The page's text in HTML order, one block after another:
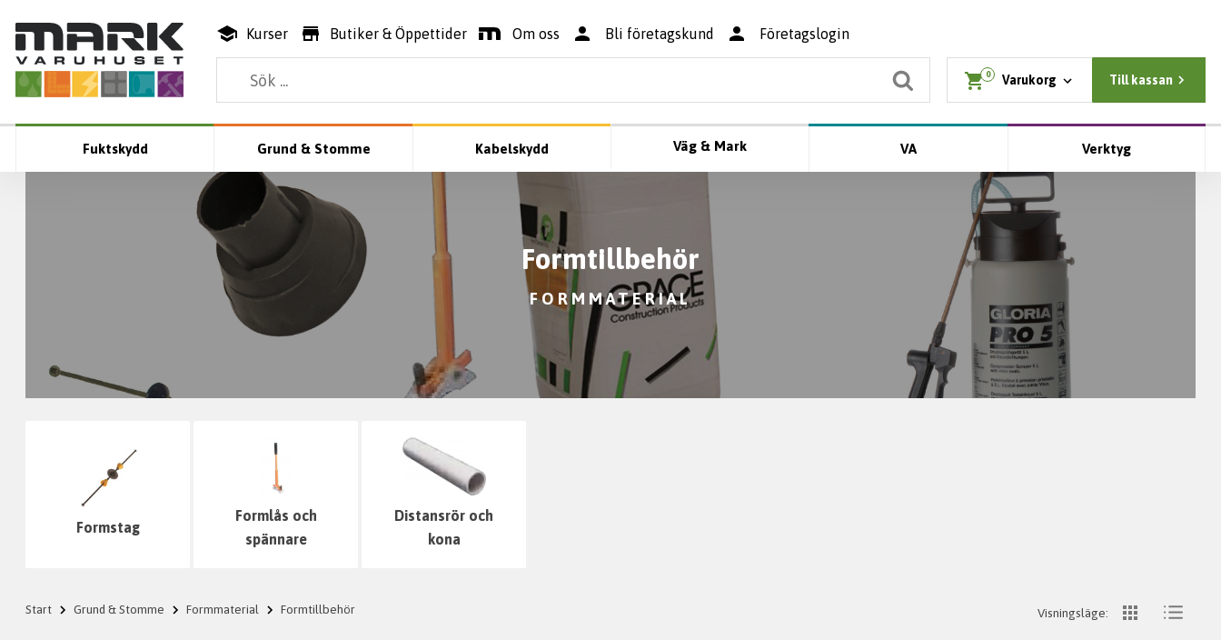
Kurser Butiker & Öppettider Om oss Bli företagskund Företagslogin
0 Varukorg Till kassan
Fuktskydd Grund & Stomme Kabelskydd Väg & Mark VA Verktyg
Formtillbehör
FORMMATERIAL
Formstag
Formlås och
spännare
Distansrör och
kona
Start Grund & Stomme Formmaterial Formtillbehör Visningsläge: